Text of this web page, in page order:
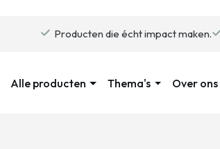
Producten die écht impact maken.
Alle producten Thema's Over ons